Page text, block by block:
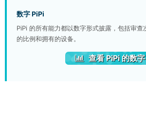
数字 PiPi
PiPi 的所有能力都以数字形式披露，包括审查
的比例和拥有的设备。
查看 PiPi 的数字